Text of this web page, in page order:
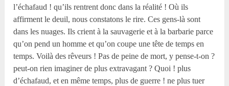
l’échafaud ! qu’ils rentrent donc dans la réalité ! Où ils
affirment le deuil, nous constatons le rire. Ces gens-là sont
dans les nuages. Ils crient à la sauvagerie et à la barbarie parce
qu’on pend un homme et qu’on coupe une tête de temps en
temps. Voilà des rêveurs ! Pas de peine de mort, y pense-t-on ?
peut-on rien imaginer de plus extravagant ? Quoi ! plus
d’échafaud, et en même temps, plus de guerre ! ne plus tuer